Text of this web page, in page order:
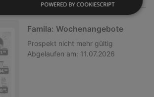
Famila: Wochenangebote
Prospekt nicht mehr gültig
Abgelaufen am: 11.07.2026
POWERED BY COOKIESCRIPT